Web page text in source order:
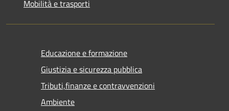
Mobilità e trasporti
Educazione e formazione
Giustizia e sicurezza pubblica
Tributi,finanze e contravvenzioni
Ambiente